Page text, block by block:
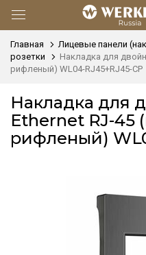
Главная Лицевые панели
розетки
Накладка для
рифленый) WL04-RJ45+RJ45-CP
Накладка для
Еthernet RJ-45
рифленый)